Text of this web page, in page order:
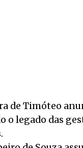
de Timóteo
o legado das